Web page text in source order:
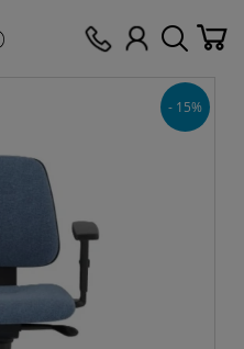
- 15%